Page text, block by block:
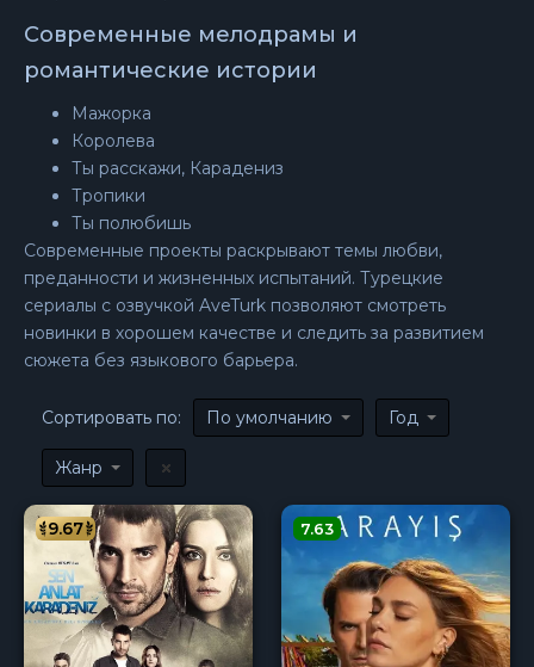
Современные мелодрамы и
романтические истории
Мажорка
Королева
Ты расскажи, Карадениз
Тропики
Ты полюбишь
Современные проекты раскрывают темы любви,
преданности и жизненных испытаний. Турецкие
сериалы с озвучкой AveTurk позволяют смотреть
новинки в хорошем качестве и следить за развитием
сюжета без языкового барьера.
Сортировать по: По умолчанию Год
Жанр
9.67 7.63